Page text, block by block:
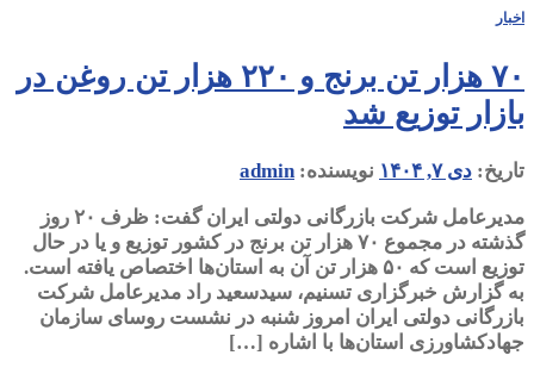
اخبار
۷۰ هزار تن برنج و ۲۲۰ هزار تن روغن در
بازار توزیع شد
تاریخ: دی ۷, ۱۴۰۴ نویسنده:admin
مدیرعامل شرکت بازرگانی دولتی ایران گفت: ظرف ۲۰ روز
گذشته در مجموع ۷۰ هزار تن برنج در کشور توزیع و یا در حال
توزیع است که ۵۰ هزار تن آن به استان‌ها اختصاص یافته است.
به گزارش خبرگزاری تسنیم، سیدسعید راد مدیرعامل شرکت
بازرگانی دولتی ایران امروز شنبه در نشست روسای سازمان
جهادکشاورزی استان‌ها با اشاره […]